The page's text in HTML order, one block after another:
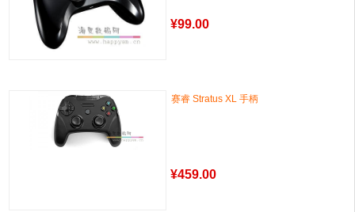
¥99.00
赛睿 Stratus XL 手柄
¥459.00